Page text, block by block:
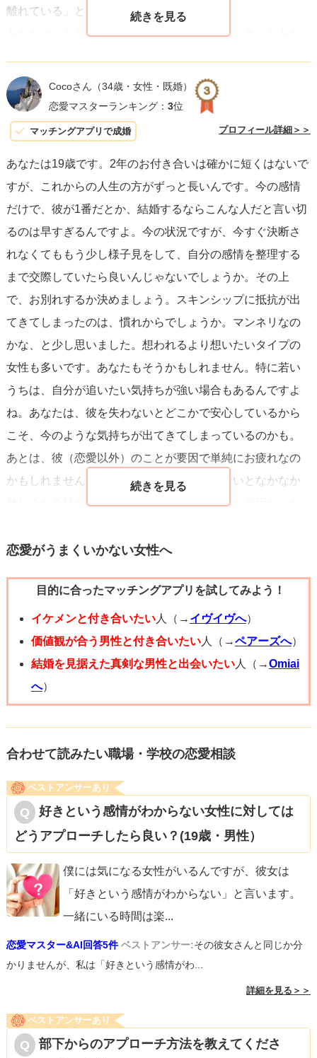
には、自分の幸福を優先することが、最終的には相手にと
っても最良の結果をもたらすことがあります。自分の心に
正直に生きる勇気を持ってください。そして、あなたが選
ぶ道がどうであれ、それはあなた自身の成長と幸福にとっ
て最良の選択だと信じてください。
離れている」と伝えてみてください。
あなたのことを一番に考えてくれる彼ならば、きっとあな
Cocoさん （34歳・女性・既婚）
恋愛マスターランキング： 3位
マッチングアプリで成婚 プロフィール詳細＞＞
あなたは19歳です。2年のお付き合いは確かに短くはないで
すが、これからの人生の方がずっと長いんです。今の感情
だけで、彼が1番だとか、結婚するならこんな人だと言い切
るのは早すぎるんですよ。今の状況ですが、今すぐ決断さ
れなくてももう少し様子見をして、自分の感情を整理する
まで交際していたら良いんじゃないでしょうか。その上
で、お別れするか決めましょう。スキンシップに抵抗が出
てきてしまったのは、慣れからでしょうか。マンネリなの
かな、と少し思いました。想われるより想いたいタイプの
女性も多いです。あなたもそうかもしれません。特に若い
うちは、自分が追いたい気持ちが強い場合もあるんですよ
ね。あなたは、彼を失わないとどこかで安心しているから
こそ、今のような気持ちが出てきてしまっているのかも。
あとは、彼（恋愛以外）のことが要因で単純にお疲れなの
かもしれませんよ。恋愛は気持ちに余裕がないとなかなか
難しくなる時があります。社会人だとお仕事が原因だった
ークル・就活などなど…そういったことが理由で恋愛がう
を考えるのではなく、あなた自身のプライベートがどんな
状態なのか？これを機に振り返られてみても良いかもしれ
ませんね。私はあなたのこのお悩みを自分勝手な気持ちと
は思いません。彼との距離感も人それぞれです。あなたと
彼が良いバランスでこれからも交際できればそれが良いで
すし、お別れすることで何か新しい気づきがあることも。
いろんなパターンを考えて、後悔しない選択をしてみてく
ださいね。応援しています。
恋愛がうまくいかない女性へ
目的に合ったマッチングアプリを試してみよう！
イケメンと付き合いたい人（→ イヴイヴへ）
価値観が合う男性と付き合いたい人（→ペアーズへ）
結婚を見据えた真剣な男性と出会いたい人（→Omiai
へ）
合わせて読みたい職場・学校の恋愛相談
ベストアンサーあり
好きという感情がわからない女性に対しては
どうアプローチしたら良い？(19歳・男性）
僕には気になる女性がいるんですが、彼女は
「好きという感情がわからない」と言います。
一緒にいる時間は楽...
恋愛マスター&AI回答5件 ベストアンサー:その彼女さんと同じか分
かりませんが、私は「好きという感情がわ...
詳細を見る＞＞
ベストアンサーあり
部下からのアプローチ方法を教えてくださ